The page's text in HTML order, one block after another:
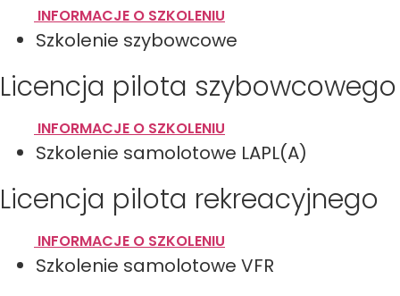
INFORMACJE O SZKOLENIU
Szkolenie szybowcowe
Licencja pilota szybowcowego
INFORMACJE O SZKOLENIU
Szkolenie samolotowe LAPL(A)
Licencja pilota rekreacyjnego
INFORMACJE O SZKOLENIU
Szkolenie samolotowe VFR